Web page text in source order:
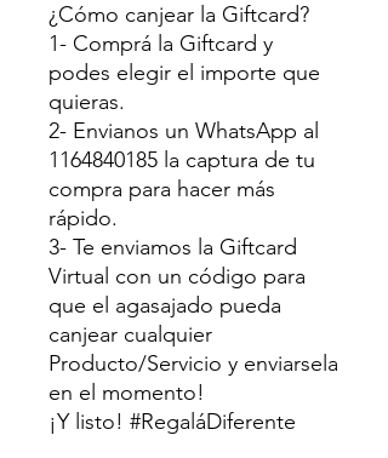
¿Cómo canjear la Giftcard?
1- Comprá la Giftcard y
podes elegir el importe que
quieras.
2- Envianos un WhatsApp al
1164840185 la captura de tu
compra para hacer más
rápido.
3- Te enviamos la Giftcard
Virtual con un código para
que el agasajado pueda
canjear cualquier
Producto/Servicio y enviarsela
en el momento!
¡Y listo! #RegaláDiferente